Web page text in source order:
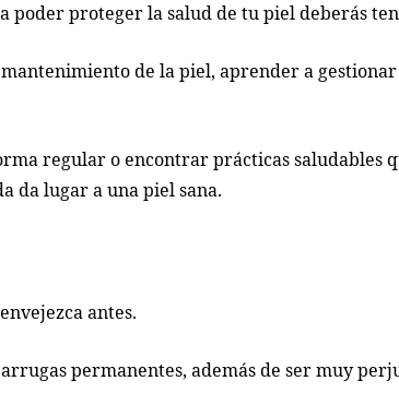
poder proteger la salud de tu piel deberás
de la piel, aprender a
regular o encontrar prácticas saludables
da lugar a una piel sana.
antes.
permanentes, además de ser muy